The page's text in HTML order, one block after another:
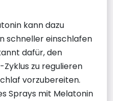
kann dazu
schneller einschlafen
dafür, den
zu regulieren
vorzubereiten.
Sprays mit Melatonin